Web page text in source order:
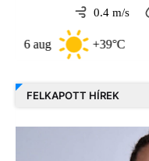
0.4 m/s
+39°C
FELKAPOTT HÍREK